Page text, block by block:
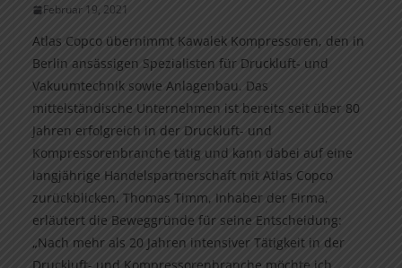
Februar 19, 2021
Atlas Copco übernimmt Kawalek Kompressoren, den in
Berlin ansässigen Spezialisten für Druckluft- und
Vakuumtechnik sowie Anlagenbau. Das
mittelständische Unternehmen ist bereits seit über 80
Jahren erfolgreich in der Druckluft- und
Kompressorenbranche tätig und kann dabei auf eine
langjährige Handelspartnerschaft mit Atlas Copco
zurückblicken. Thomas Timm, Inhaber der Firma,
erläutert die Beweggründe für seine Entscheidung:
„Nach mehr als 20 Jahren intensiver Tätigkeit in der